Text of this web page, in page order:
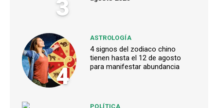
3
4
ASTROLOGÍA
4 signos del zodiaco chino
tienen hasta el 12 de agosto
para manifestar abundancia
POLÍTICA